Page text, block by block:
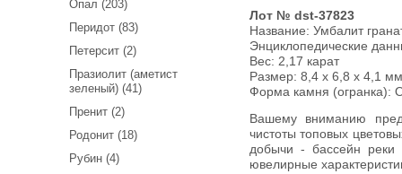
Опал (203)
Перидот (83)
Петерсит (2)
Празиолит (аметист
зеленый) (41)
Пренит (2)
Родонит (18)
Рубин (4)
Лот № dst-37823
Название: Умбалит
Энциклопедические
Вес: 2,17 карат
Размер: 8,4 x 6,8 x 4,1
Форма камня (огранка):
Вашему вниманию предлагается умбалит гранат высокой
чистоты топовых
добычи - бассейн реки
ювелирные